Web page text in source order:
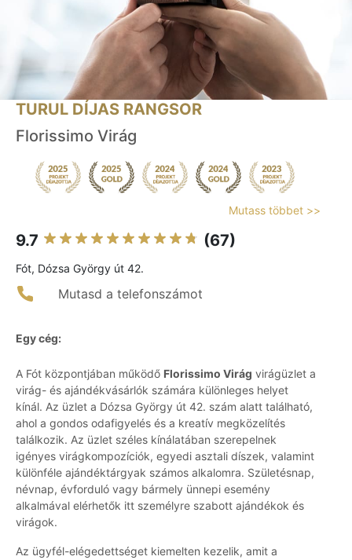
TURUL DÍJAS RANGSOR
Florissimo Virág
Mutass többet >>
9.7 (67)
Fót, Dózsa György út 42.
Mutasd a telefonszámot
Egy cég:
A Fót központjában működő Florissimo Virág virágüzlet a
virág- és ajándékvásárlók számára különleges helyet
kínál. Az üzlet a Dózsa György út 42. szám alatt található,
ahol a gondos odafigyelés és a kreatív megközelítés
találkozik. Az üzlet széles kínálatában szerepelnek
igényes virágkompozíciók, egyedi asztali díszek, valamint
különféle ajándéktárgyak számos alkalomra. Születésnap,
névnap, évforduló vagy bármely ünnepi esemény
alkalmával elérhetők itt személyre szabott ajándékok és
virágok.
Az ügyfél-elégedettséget kiemelten kezelik, amit a